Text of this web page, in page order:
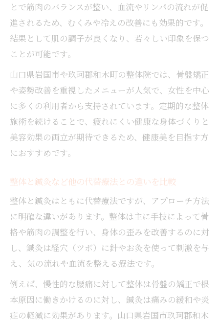
とで筋肉のバランスが整い、血流やリンパの流れが促
進されるため、むくみや冷えの改善にも効果的です。
結果として肌の調子が良くなり、若々しい印象を保つ
ことが可能です。
山口県岩国市や玖珂郡和木町の整体院では、骨盤矯正
や姿勢改善を重視したメニューが人気で、女性を中心
に多くの利用者から支持されています。定期的な整体
施術を続けることで、疲れにくい健康な身体づくりと
美容効果の両立が期待できるため、健康美を目指す方
におすすめです。
整体と鍼灸など他の代替療法との違いを比較
整体と鍼灸はともに代替療法ですが、アプローチ方法
に明確な違いがあります。整体は主に手技によって骨
格や筋肉の調整を行い、身体の歪みを改善するのに対
し、鍼灸は経穴（ツボ）に針やお灸を使って刺激を与
え、気の流れや血流を整える療法です。
例えば、慢性的な腰痛に対して整体は骨盤の矯正で根
本原因に働きかけるのに対し、鍼灸は痛みの緩和や炎
症の軽減に効果があります。山口県岩国市玖珂郡和木